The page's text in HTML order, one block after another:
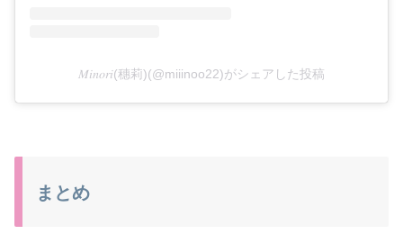
𝑀𝑖𝑛𝑜𝑟𝑖(穗莉)(@miiinoo22)がシェアした投稿
まとめ